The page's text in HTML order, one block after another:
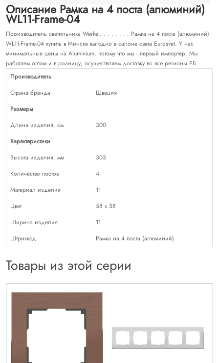
Описание Рамка на 4 поста (алюминий)
WL11-Frame-04
Производитель светильника Werkel. . . . . . . . Рамка на 4 поста (алюминий)
WL11-Frame-04 купить в Минске выгодно в салоне света Eurosvet. У нас
минимальные цены на Aluminium, потому что мы - первый импортер. Мы
работаем оптом и в розницу, осуществляем доставку во все регионы РБ.
Производитель
Страна бренда
Швеция
Размеры
Длина изделия, см
300
Характеристики
Высота изделия, мм
303
Количество постов
4
Материал изделия
11
Цвет
58 х 58
Ширина изделия
11
Штрихкод
Рамка на 4 поста (алюминий)
Товары из этой серии